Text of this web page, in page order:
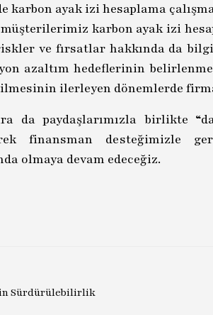
ayak izi hesaplama
karbon ayak izi
ve fırsatlar hakkında da
azaltım hedeflerinin
ilerleyen dönemlerde
da paydaşlarımızla birlikte
finansman desteğimizle
olmaya devam edeceğiz.
Sürdürülebilirlik